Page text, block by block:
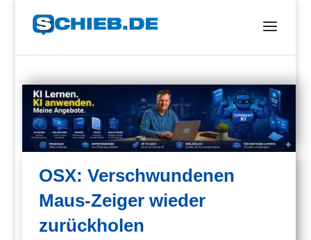
OSX: Verschwundenen
Maus-Zeiger wieder
zurückholen